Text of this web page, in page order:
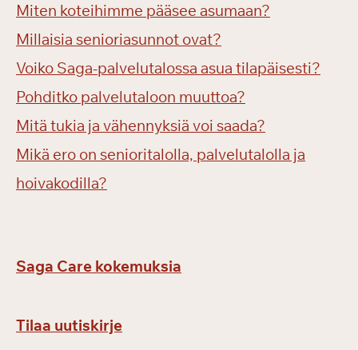
Miten koteihimme pääsee asumaan?
Millaisia senioriasunnot ovat?
Voiko Saga-palvelutalossa asua tilapäisesti?
Pohditko palvelutaloon muuttoa?
Mitä tukia ja vähennyksiä voi saada?
Mikä ero on senioritalolla, palvelutalolla ja
hoivakodilla?
Saga Care kokemuksia
Tilaa uutiskirje